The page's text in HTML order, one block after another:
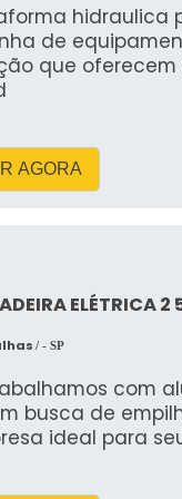
frota
durante
digital e
em até 24 horas.
Munck em
Munck em
industriais e
locais para
hidraulica
de
que
AGORA
ELÉTRICA 2
/ - SP
com
busca de
ideal para